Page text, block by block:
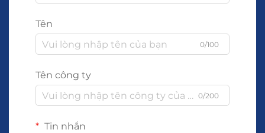
Tên
0/100
Tên công ty
0/200
Tin nhắn